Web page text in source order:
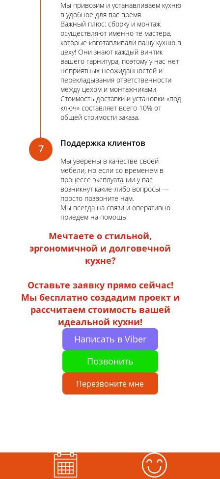
Мы привозим и устанавливаем кухню
в удобное для вас время.
Важный плюс: сборку и монтаж
осуществляют именно те мастера,
которые изготавливали вашу кухню в
цеху! Они знают каждый винтик
вашего гарнитура, поэтому у нас нет
неприятных неожиданностей и
перекладывания ответственности
между цехом и монтажниками.
Стоимость доставки и установки «под
ключ» составляет всего 10% от
общей стоимости заказа.
7 Поддержка клиентов
Мы уверены в качестве своей
мебели, но если со временем в
процессе эксплуатации у вас
возникнут какие-либо вопросы —
просто позвоните нам.
Мы всегда на связи и оперативно
приедем на помощь!
Мечтаете о стильной,
эргономичной и долговечной
кухне?
Оставьте заявку прямо сейчас!
Мы бесплатно создадим проект и
рассчитаем стоимость вашей
идеальной кухни!
Написать в Viber
Позвонить
Перезвоните мне